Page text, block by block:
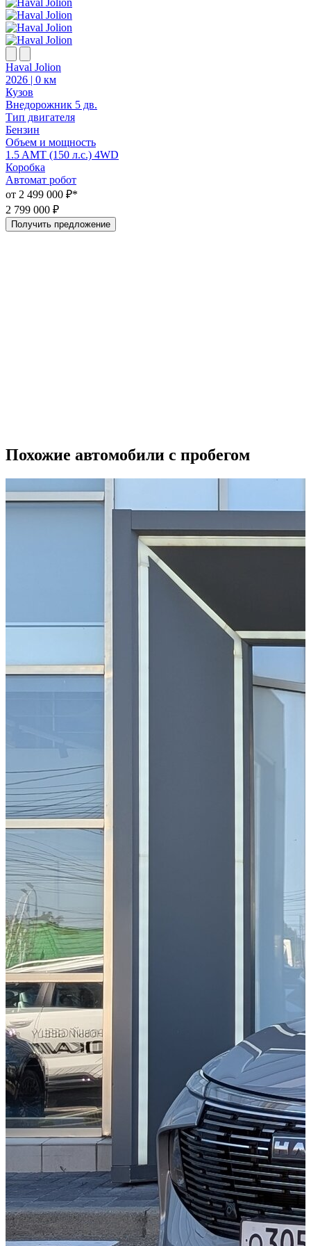
Haval Jolion
2026 | 0 км
Кузов
Внедорожник 5 дв.
Тип двигателя
Бензин
Объем и мощность
1.5 AMT (150 л.с.) 4WD
Коробка
Автомат робот
от 2 499 000 ₽*
2 799 000 ₽
Получить предложение
Похожие автомобили с пробегом